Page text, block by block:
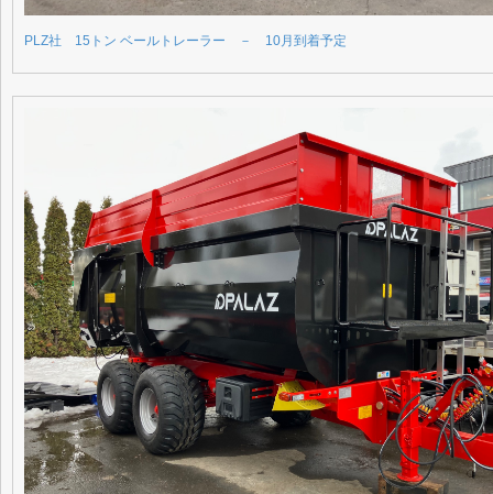
PLZ社 15トン ベールトレーラー － 10月到着予定